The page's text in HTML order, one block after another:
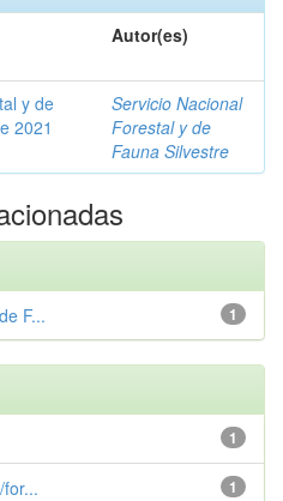
Autor(es)
y de
2021
Servicio Nacional
Forestal y de
Fauna Silvestre
1
F...
1
1